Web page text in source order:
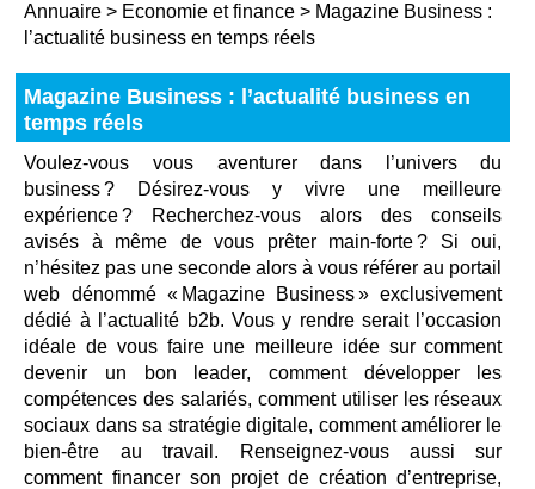
Annuaire > Economie et finance > Magazine Business :
l’actualité business en temps réels
Magazine Business : l’actualité business en
temps réels
Voulez-vous vous aventurer dans l’univers du
business ? Désirez-vous y vivre une meilleure
expérience ? Recherchez-vous alors des conseils
avisés à même de vous prêter main-forte ? Si oui,
n’hésitez pas une seconde alors à vous référer au portail
web dénommé « Magazine Business » exclusivement
dédié à l’actualité b2b. Vous y rendre serait l’occasion
idéale de vous faire une meilleure idée sur comment
devenir un bon leader, comment développer les
compétences des salariés, comment utiliser les réseaux
sociaux dans sa stratégie digitale, comment améliorer le
bien-être au travail. Renseignez-vous aussi sur
comment financer son projet de création d’entreprise,